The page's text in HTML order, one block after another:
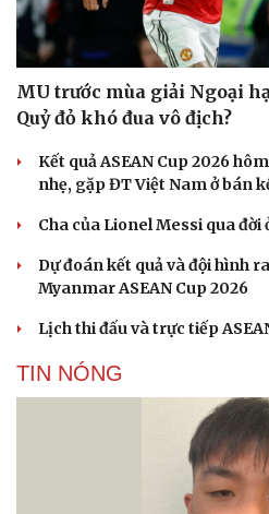
MU trước mùa giải Ngoại
Quỷ đỏ khó đua vô địch?
Kết quả ASEAN Cup 2026
nhẹ, gặp ĐT Việt Nam ở bán
Cha của Lionel Messi qua đời
Dự đoán kết quả và đội hình
Myanmar ASEAN Cup 2026
Lịch thi đấu và trực tiếp
TIN NÓNG